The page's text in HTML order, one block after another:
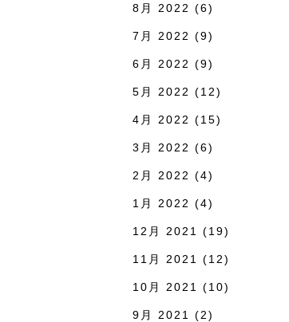
8月 2022 (6)
7月 2022 (9)
6月 2022 (9)
5月 2022 (12)
4月 2022 (15)
3月 2022 (6)
2月 2022 (4)
1月 2022 (4)
12月 2021 (19)
11月 2021 (12)
10月 2021 (10)
9月 2021 (2)